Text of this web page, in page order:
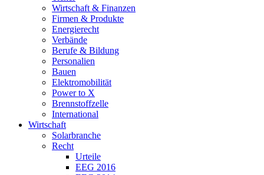
Wirtschaft & Finanzen
Firmen & Produkte
Energierecht
Verbände
Berufe & Bildung
Personalien
Bauen
Elektromobilität
Power to X
Brennstoffzelle
International
Wirtschaft
Solarbranche
Recht
Urteile
EEG 2016